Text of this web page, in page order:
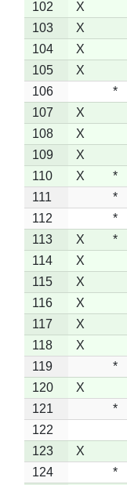
102 X
103
X
104
X
105
X
106
*
107
X
108
X
109
X
110
X *
111
*
112
*
113
X *
114
X
115
X
116
X
117
X
118
X
119
*
120
X
121
*
122
123
X
124
*